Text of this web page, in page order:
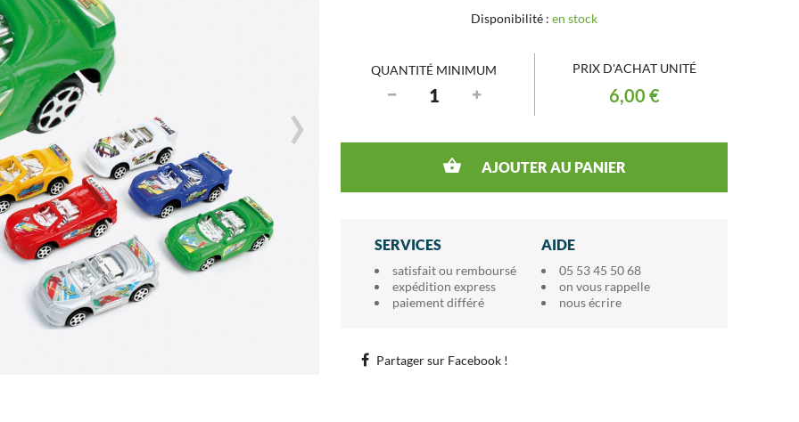
›
Disponibilité : en stock
QUANTITÉ MINIMUM PRIX D'ACHAT UNITÉ
6,00 €
AJOUTER AU PANIER
SERVICES
satisfait ou remboursé
expédition express
paiement différé
AIDE
05 53 45 50 68
on vous rappelle
nous écrire
Partager sur Facebook !